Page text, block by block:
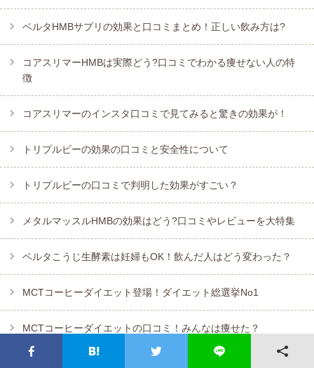
ベルタHMBサプリの効果と口コミまとめ！正しい飲み方は?
コアスリマーHMBは実際どう?口コミでわかる痩せない人の特
徴
コアスリマーのインスタ口コミで見てみると驚きの効果が！
トリプルビーの効果の口コミと安全性について
トリプルビーの口コミで判明した効果がすごい？
メタルマッスルHMBの効果はどう?口コミやレビューを大特集
ベルタこうじ生酵素は妊婦もOK！飲んだ人はどう変わった？
MCTコーヒーダイエット登場！ダイエット総選挙No1
MCTコーヒーダイエットの口コミ！みんなは痩せた？